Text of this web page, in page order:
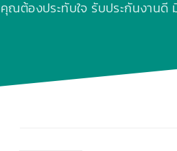
คุณต้องประทับใจ รับประกันงาน